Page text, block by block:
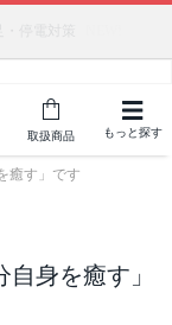
取扱商品 もっと探す
癒す」です
身を癒す」